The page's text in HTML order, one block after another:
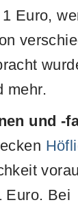
Euro,
mehr.
und -
Euro. Bei